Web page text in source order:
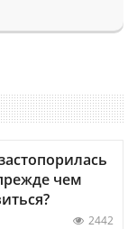
чем
2442